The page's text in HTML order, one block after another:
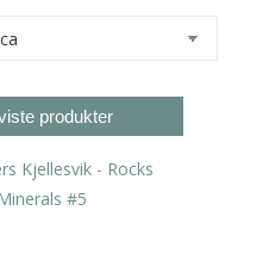
produkter
Kjellesvik - Rocks
#5